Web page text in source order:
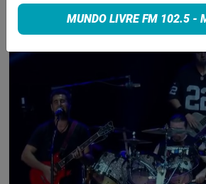
25 de março de 2024MUNDO LIVRE FM 102.5 -